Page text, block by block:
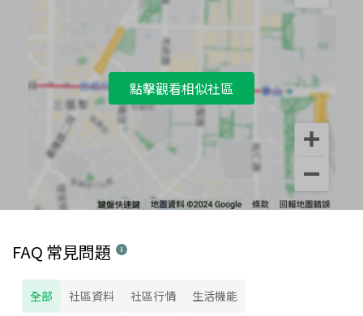
點擊觀看相似社區
FAQ 常見問題
全部 社區資料 社區行情 生活機能